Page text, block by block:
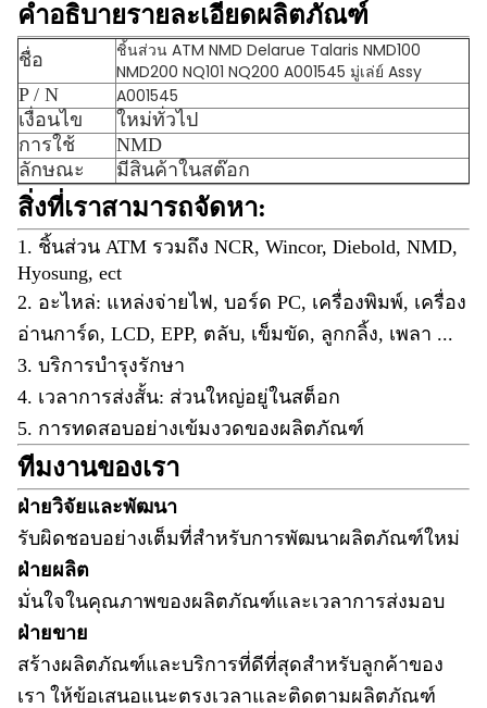
คำอธิบายรายละเอียดผลิตภัณฑ์
ชื่อ
ชิ้นส่วน ATM NMD Delarue Talaris NMD100
NMD200 NQ101 NQ200 A001545 มู่เล่ย์ Assy
P / N
A001545
เงื่อนไข
ใหม่ทั่วไป
การใช้
NMD
ลักษณะ
มีสินค้าในสต๊อก
สิ่งที่เราสามารถจัดหา:
1. ชิ้นส่วน ATM รวมถึง NCR, Wincor, Diebold, NMD,
Hyosung, ect
2. อะไหล่: แหล่งจ่ายไฟ, บอร์ด PC, เครื่องพิมพ์, เครื่อง
อ่านการ์ด, LCD, EPP, ตลับ, เข็มขัด, ลูกกลิ้ง, เพลา ...
3. บริการบำรุงรักษา
4. เวลาการส่งสั้น: ส่วนใหญ่อยู่ในสต็อก
5. การทดสอบอย่างเข้มงวดของผลิตภัณฑ์
ทีมงานของเรา
ฝ่ายวิจัยและพัฒนา
รับผิดชอบอย่างเต็มที่สำหรับการพัฒนาผลิตภัณฑ์ใหม่
ฝ่ายผลิต
มั่นใจในคุณภาพของผลิตภัณฑ์และเวลาการส่งมอบ
ฝ่ายขาย
สร้างผลิตภัณฑ์และบริการที่ดีที่สุดสำหรับลูกค้าของ
เรา ให้ข้อเสนอแนะตรงเวลาและติดตามผลิตภัณฑ์